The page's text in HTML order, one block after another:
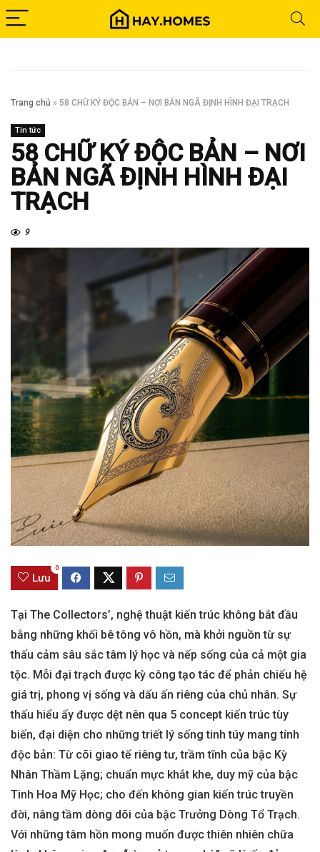
Trang chủ » 58 CHỮ KÝ ĐỘC BẢN – NƠI BẢN NGÃ ĐỊNH HÌNH ĐẠI TRẠCH
Tin tức
58 CHỮ KÝ ĐỘC BẢN – NƠI
BẢN NGÃ ĐỊNH HÌNH ĐẠI
TRẠCH
9
Lưu
0
Tại The Collectors’, nghệ thuật kiến trúc không bắt đầu
bằng những khối bê tông vô hồn, mà khởi nguồn từ sự
thấu cảm sâu sắc tâm lý học và nếp sống của cả một gia
tộc. Mỗi đại trạch được kỳ công tạo tác để phản chiếu hệ
giá trị, phong vị sống và dấu ấn riêng của chủ nhân. Sự
thấu hiểu ấy được dệt nên qua 5 concept kiến trúc tùy
biến, đại diện cho những triết lý sống tinh túy mang tính
độc bản: Từ cõi giao tế riêng tư, trầm tĩnh của bậc Kỳ
Nhân Thầm Lặng; chuẩn mực khắt khe, duy mỹ của bậc
Tinh Hoa Mỹ Học; cho đến không gian kiến trúc truyền
đời, nâng tầm dòng dõi của bậc Trưởng Dòng Tổ Trạch.
Với những tâm hồn mong muốn được thiên nhiên chữa